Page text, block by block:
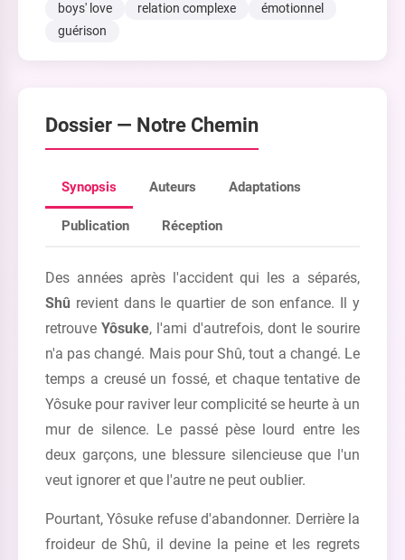
boys' love
relation complexe
émotionnel
guérison
Dossier — Notre Chemin
Synopsis Auteurs Adaptations
Publication Réception
Des années après l'accident qui les a séparés,
Shû revient dans le quartier de son enfance. Il y
retrouveYôsuke, l'ami d'autrefois, dont le sourire
n'a pas changé. Mais pour Shû, tout a changé. Le
temps a creusé un fossé, et chaque tentative de
Yôsuke pour raviver leur complicité se heurte à un
mur de silence. Le passé pèse lourd entre les
deux garçons, une blessure silencieuse que l'un
veut ignorer et que l'autre ne peut oublier.
Pourtant, Yôsuke refuse d'abandonner. Derrière la
froideur de Shû, il devine la peine et les regrets